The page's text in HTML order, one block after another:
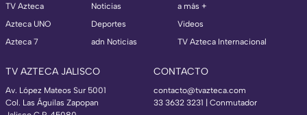
TV Azteca
Azteca UNO
Azteca 7
Noticias
Deportes
adn Noticias
a más +
Videos
TV Azteca Internacional
TV AZTECA JALISCO
Av. López Mateos Sur 5001
Col. Las Águilas Zapopan
CONTACTO
contacto@tvazteca.com
33 3632 3231 | Conmutador